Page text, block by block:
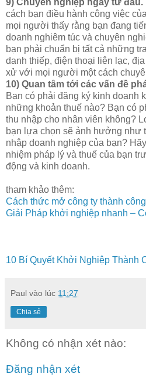
9) Chuyên nghiệp ngay từ đầu.
cách bạn điều hành công việc
mọi người thấy rằng bạn đang
doanh nghiêm túc và chuyên
bạn phải chuẩn bị tất cả những
danh thiếp, điện thoại liên lạc,
xử với mọi người một cách
10) Quan tâm tới các vấn đề
Bạn có phải đăng ký kinh doanh
những khoản thuế nào? Bạn có
thu nhập cho nhân viên không?
bạn lựa chọn sẽ ảnh hưởng như
nhập doanh nghiệp của bạn?
nhiệm pháp lý và thuế của bạn
động và kinh doanh.
tham khảo thêm:
Cách thức mở công ty thành
Giải Pháp khởi nghiệp nhanh –
10 Bí Quyết Khởi Nghiệp Thành
Paul vào lúc 11:27
Chia sẻ
Không có nhận xét nào:
Đăng nhận xét